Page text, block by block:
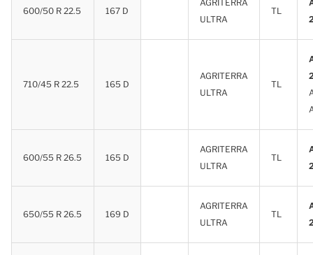
600/50 R 22.5 167 D
AGRITERRA
ULTRA
TL
710/45 R 22.5 165 D
AGRITERRA
ULTRA
TL
600/55 R 26.5 165 D
AGRITERRA
ULTRA
TL
650/55 R 26.5 169 D
AGRITERRA
ULTRA
TL